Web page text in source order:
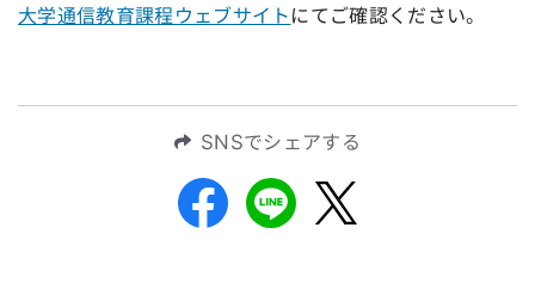
大学通信教育課程ウェブサイト にてご確認ください。
SNSでシェアする